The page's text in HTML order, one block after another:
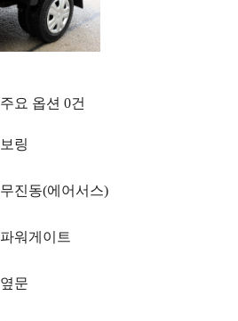
주요 옵션 0건
보링
무진동(에어서스)
파워게이트
옆문